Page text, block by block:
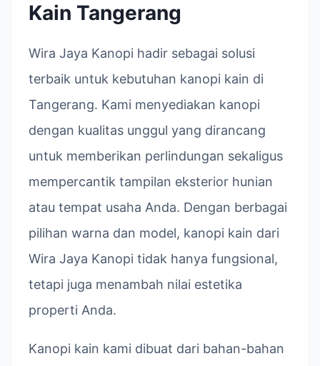
Kain Tangerang
Wira Jaya Kanopi hadir sebagai solusi
terbaik untuk kebutuhan kanopi kain di
Tangerang. Kami menyediakan kanopi
dengan kualitas unggul yang dirancang
untuk memberikan perlindungan sekaligus
mempercantik tampilan eksterior hunian
atau tempat usaha Anda. Dengan berbagai
pilihan warna dan model, kanopi kain dari
Wira Jaya Kanopi tidak hanya fungsional,
tetapi juga menambah nilai estetika
properti Anda.
Kanopi kain kami dibuat dari bahan-bahan